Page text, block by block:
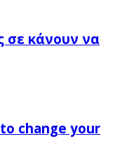
σε κάνουν να
change your